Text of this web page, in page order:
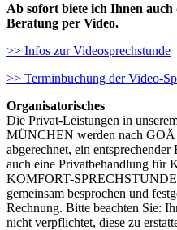
Ab sofort biete ich Ihnen
Beratung per Video.
>> Infos zur Videosprechstunde
>> Terminbuchung der Video-
Organisatorisches
Die Privat-Leistungen in
MÜNCHEN werden nach
abgerechnet, ein
auch eine Privatbehandlung für
KOMFORT-
gemeinsam besprochen und
Rechnung. Bitte beachten Sie:
nicht verpflichtet, diese zu